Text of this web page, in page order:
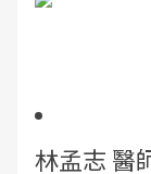
林孟志 醫